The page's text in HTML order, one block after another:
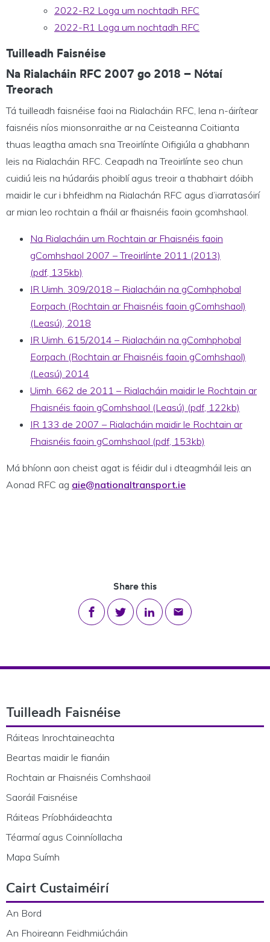
2022-R2 Loga um nochtadh RFC
2022-R1 Loga um nochtadh RFC
Tuilleadh Faisnéise
Na Rialacháin RFC 2007 go 2018 – Nótaí
Treorach
Tá tuilleadh faisnéise faoi na Rialacháin RFC, lena n-áirítear
faisnéis níos mionsonraithe ar na Ceisteanna Coitianta
thuas leagtha amach sna Treoirlínte Oifigiúla a ghabhann
leis na Rialacháin RFC. Ceapadh na Treoirlínte seo chun
cuidiú leis na húdaráis phoiblí agus treoir a thabhairt dóibh
maidir le cur i bhfeidhm na Rialachán RFC agus d’iarratasóirí
ar mian leo rochtain a fháil ar fhaisnéis faoin gcomhshaol.
Na Rialacháin um Rochtain ar Fhaisnéis faoin
gComhshaol 2007 – Treoirlínte 2011 (2013)
(pdf, 135kb)
IR Uimh. 309/2018 – Rialacháin na gComhphobal
Eorpach (Rochtain ar Fhaisnéis faoin gComhshaol)
(Leasú), 2018
IR Uimh. 615/2014 – Rialacháin na gComhphobal
Eorpach (Rochtain ar Fhaisnéis faoin gComhshaol)
(Leasú) 2014
Uimh. 662 de 2011 – Rialacháin maidir le Rochtain ar
Fhaisnéis faoin gComhshaol (Leasú) (pdf, 122kb)
IR 133 de 2007 – Rialacháin maidir le Rochtain ar
Fhaisnéis faoin gComhshaol (pdf, 153kb)
Má bhíonn aon cheist agat is féidir dul i dteagmháil leis an
Aonad RFC ag aie@nationaltransport.ie
Share this
Share on Facebook
Share on Twitter
Share on LinkedIn
Share via email
Tuilleadh Faisnéise
Ráiteas Inrochtaineachta
Beartas maidir le fianáin
Rochtain ar Fhaisnéis Comhshaoil
Saoráil Faisnéise
Ráiteas Príobháideachta
Téarmaí agus Coinníollacha
Mapa Suímh
Cairt Custaiméirí
An Bord
An Fhoireann Feidhmiúcháin